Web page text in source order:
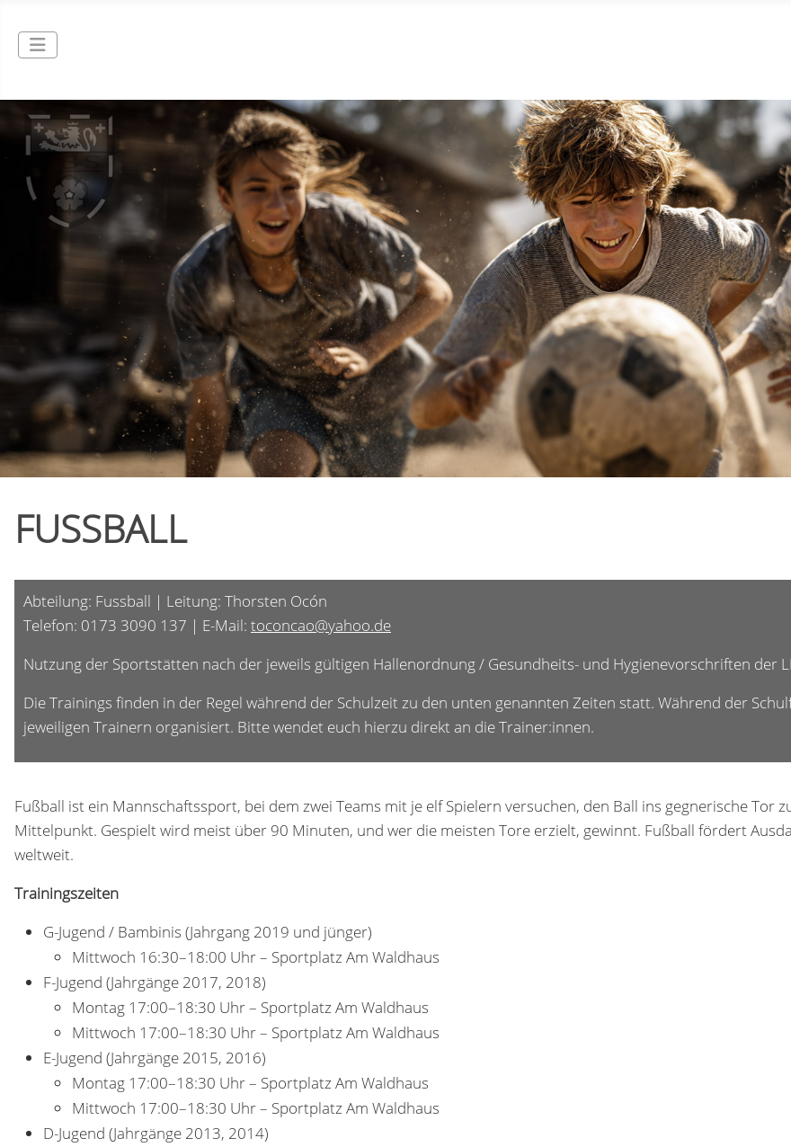
FUSSBALL
Abteilung: Fussball | Leitung: Thorsten Ocón
Telefon: 0173 3090 137 | E-Mail: toconcao@yahoo.de
Nutzung der Sportstätten nach der jeweils gültigen Hallenordnung / Gesundheits- und Hygienevorschriften der
Die Trainings finden in der Regel während der Schulzeit zu den unten genannten Zeiten statt. Während der
jeweiligen Trainern organisiert. Bitte wendet euch hierzu direkt an die Trainer:innen.
Fußball ist ein Mannschaftssport, bei dem zwei Teams mit je elf Spielern versuchen, den Ball ins gegnerische Tor
Mittelpunkt. Gespielt wird meist über 90 Minuten, und wer die meisten Tore erzielt, gewinnt. Fußball fördert
weltweit.
Trainingszeiten
G-Jugend / Bambinis (Jahrgang 2019 und jünger)
Mittwoch 16:30–18:00 Uhr – Sportplatz Am Waldhaus
F-Jugend (Jahrgänge 2017, 2018)
Montag 17:00–18:30 Uhr – Sportplatz Am Waldhaus
Mittwoch 17:00–18:30 Uhr – Sportplatz Am Waldhaus
E-Jugend (Jahrgänge 2015, 2016)
Montag 17:00–18:30 Uhr – Sportplatz Am Waldhaus
Mittwoch 17:00–18:30 Uhr – Sportplatz Am Waldhaus
D-Jugend (Jahrgänge 2013, 2014)